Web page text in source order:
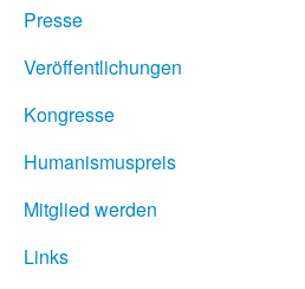
Presse
Veröffentlichungen
Kongresse
Humanismuspreis
Mitglied werden
Links